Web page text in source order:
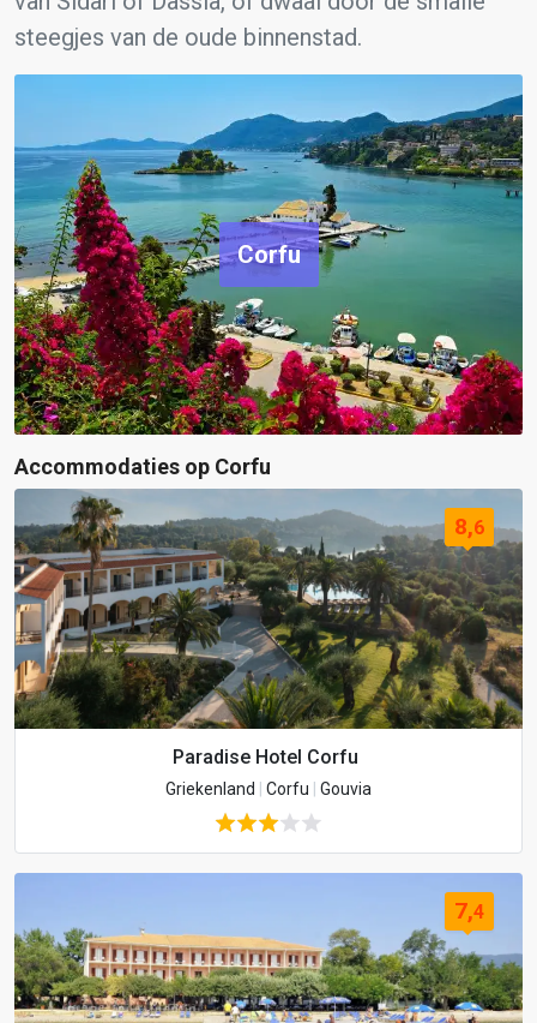
steegjes van de oude binnenstad.
Corfu
Accommodaties op Corfu
8,6
Paradise Hotel Corfu
Griekenland Corfu Gouvia
7,4